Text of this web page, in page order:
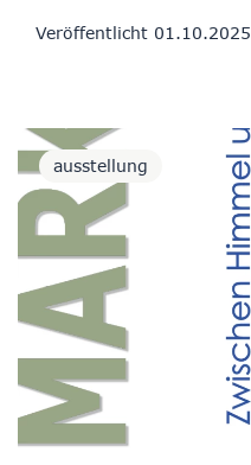
Veröffentlicht 01.10.2025
ausstellung